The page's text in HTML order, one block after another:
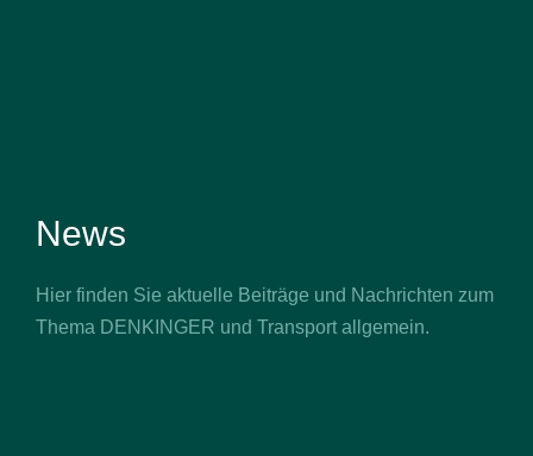
News
Hier finden Sie aktuelle Beiträge und Nachrichten zum
Thema DENKINGER und Transport allgemein.